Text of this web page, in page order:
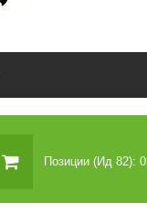
Позиции (ид 82): 0